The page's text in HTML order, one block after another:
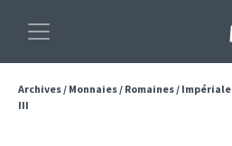
Archives/ Monnaies/ Romaines/
III